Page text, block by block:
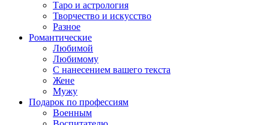
Таро и астрология
Творчество и искусство
Разное
Романтические
Любимой
Любимому
С нанесением вашего текста
Жене
Мужу
Подарок по профессиям
Военным